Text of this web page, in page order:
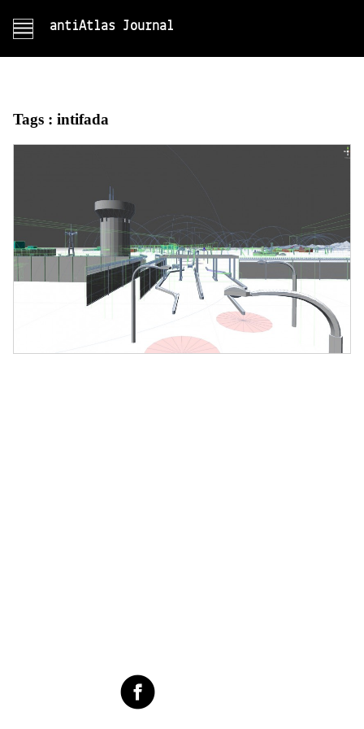
antiAtlas Journal
Tags : intifada